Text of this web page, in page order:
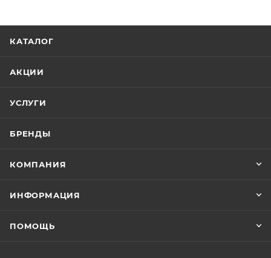
КАТАЛОГ
АКЦИИ
УСЛУГИ
БРЕНДЫ
КОМПАНИЯ
ИНФОРМАЦИЯ
ПОМОЩЬ